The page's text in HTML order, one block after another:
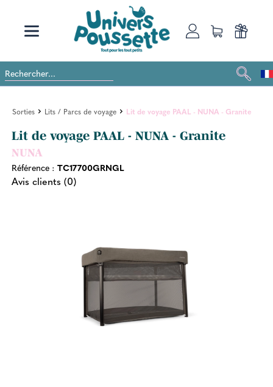
Sorties Lits / Parcs de voyage Lit de voyage PAAL - NUNA - Granite
Lit de voyage PAAL - NUNA - Granite
NUNA
Référence : TC17700GRNGL
Avis clients (0)